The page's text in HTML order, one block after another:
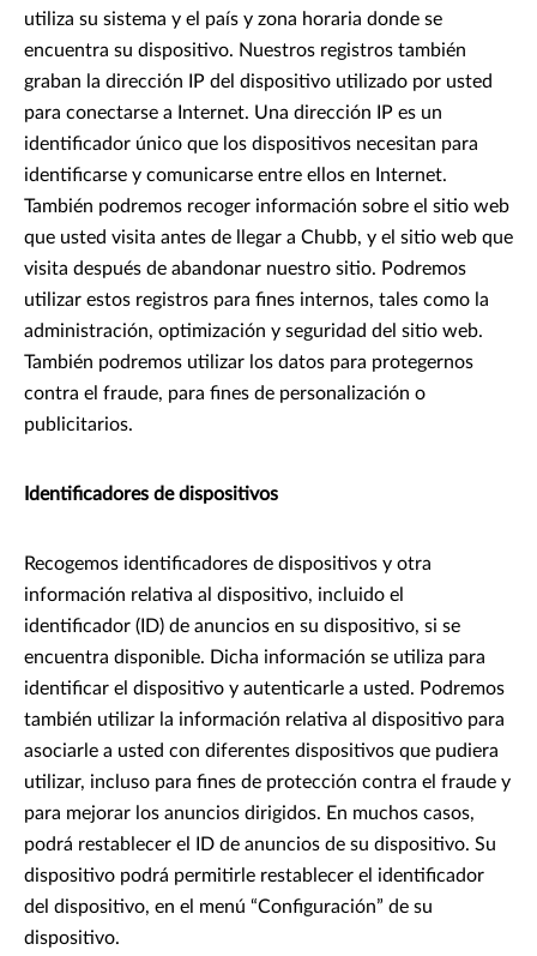
utiliza su sistema y el país y zona horaria donde se
encuentra su dispositivo. Nuestros registros también
graban la dirección IP del dispositivo utilizado por usted
para conectarse a Internet. Una dirección IP es un
identificador único que los dispositivos necesitan para
identificarse y comunicarse entre ellos en Internet.
También podremos recoger información sobre el sitio web
que usted visita antes de llegar a Chubb, y el sitio web que
visita después de abandonar nuestro sitio. Podremos
utilizar estos registros para fines internos, tales como la
administración, optimización y seguridad del sitio web.
También podremos utilizar los datos para protegernos
contra el fraude, para fines de personalización o
publicitarios.
Identificadores de dispositivos
Recogemos identificadores de dispositivos y otra
información relativa al dispositivo, incluido el
identificador (ID) de anuncios en su dispositivo, si se
encuentra disponible. Dicha información se utiliza para
identificar el dispositivo y autenticarle a usted. Podremos
también utilizar la información relativa al dispositivo para
asociarle a usted con diferentes dispositivos que pudiera
utilizar, incluso para fines de protección contra el fraude y
para mejorar los anuncios dirigidos. En muchos casos,
podrá restablecer el ID de anuncios de su dispositivo. Su
dispositivo podrá permitirle restablecer el identificador
del dispositivo, en el menú “Configuración” de su
dispositivo.